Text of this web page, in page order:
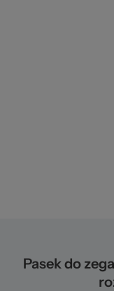
Pasek do